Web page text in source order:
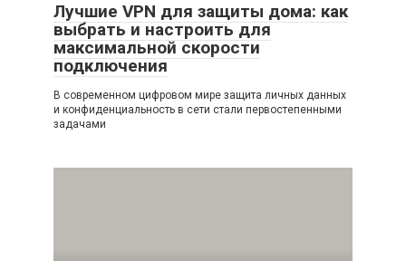
Лучшие VPN для защиты дома: как
выбрать и настроить для
максимальной скорости
подключения
В современном цифровом мире защита личных данных
и конфиденциальность в сети стали первостепенными
задачами